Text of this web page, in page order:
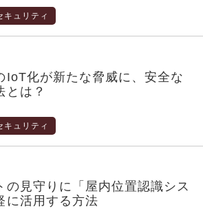
キュリティ
IoT化が新たな脅威に、安全な
とは？
キュリティ
の見守りに「屋内位置認識シス
に活用する方法